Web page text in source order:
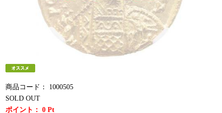
商品コード：
1000505
SOLD OUT
ポイント：0 Pt